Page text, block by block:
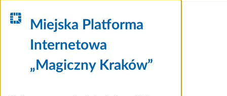
Miejska Platforma
Internetowa
„Magiczny Kraków”